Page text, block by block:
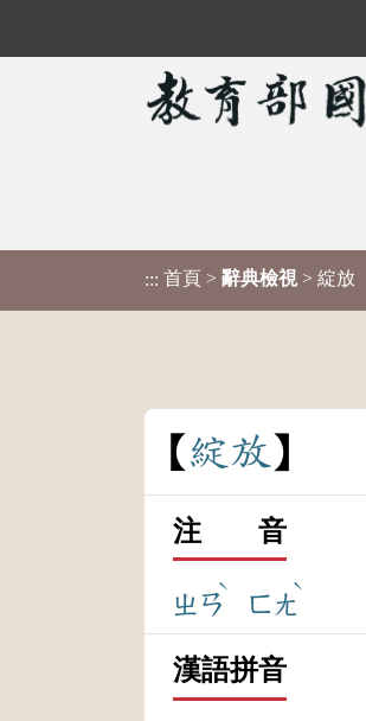
::: 首頁 > 辭典檢視 > 綻放
綻放
注 音
ㄓㄢ
ˋ
ㄈㄤ
ˋ
漢語拼音